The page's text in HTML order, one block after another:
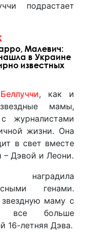
подрастает
Малевич:
в Украине
известных
, как и
мамы,
журналистами
жизни. Она
в свет вместе
Дэвой и Леони.
наградила
генами.
маму с
все больше
16-летняя Дэва.